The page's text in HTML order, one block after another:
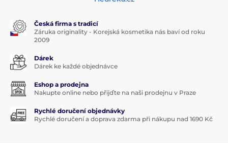
Česká firma s tradicí
Záruka originality - Korejská kosmetika nás baví od roku
2009
Dárek
Dárek ke každé objednávce
Eshop a prodejna
Nakupte online nebo přijďte na naši prodejnu v Praze
Rychlé doručení objednávky
Rychlé doručení a doprava zdarma při nákupu nad 1690 Kč